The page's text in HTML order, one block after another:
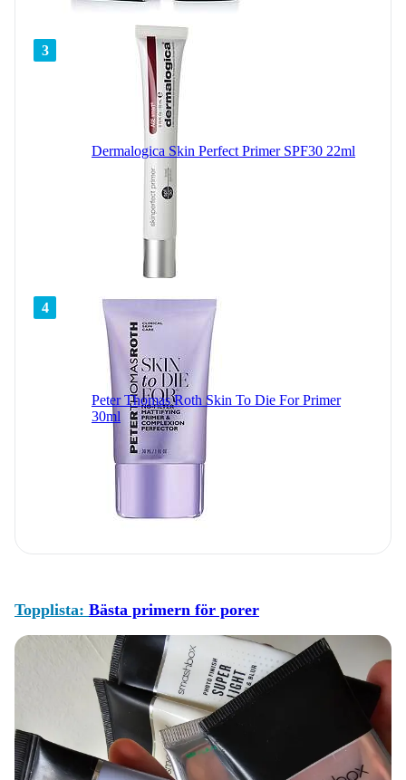
3
Dermalogica Skin Perfect Primer SPF30 22ml
4
Peter Thomas Roth Skin To Die For Primer
30ml
Topplista: Bästa primern för porer